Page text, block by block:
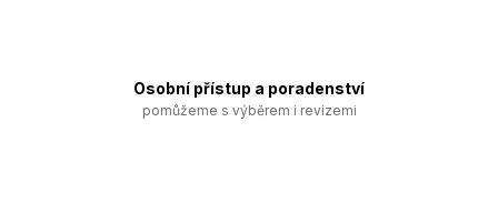
Osobní přístup a poradenství
pomůžeme s výběrem i revizemi